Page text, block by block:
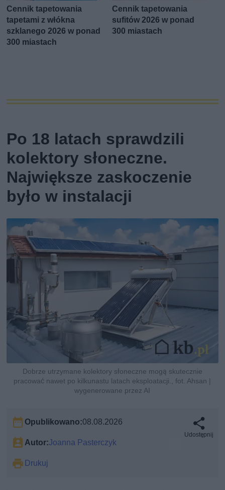
Cennik tapetowania
tapetami z włókna
szklanego 2026 w ponad
300 miastach
Cennik tapetowania
sufitów 2026 w ponad
300 miastach
Po 18 latach sprawdzili
kolektory słoneczne.
Największe zaskoczenie
było w instalacji
Dobrze utrzymane kolektory słoneczne mogą skutecznie
pracować nawet po kilkunastu latach eksploatacji., fot. Ahsan |
wygenerowane przez AI
Opublikowano:08.08.2026
Autor:Joanna Pasterczyk
Drukuj
Udostępnij